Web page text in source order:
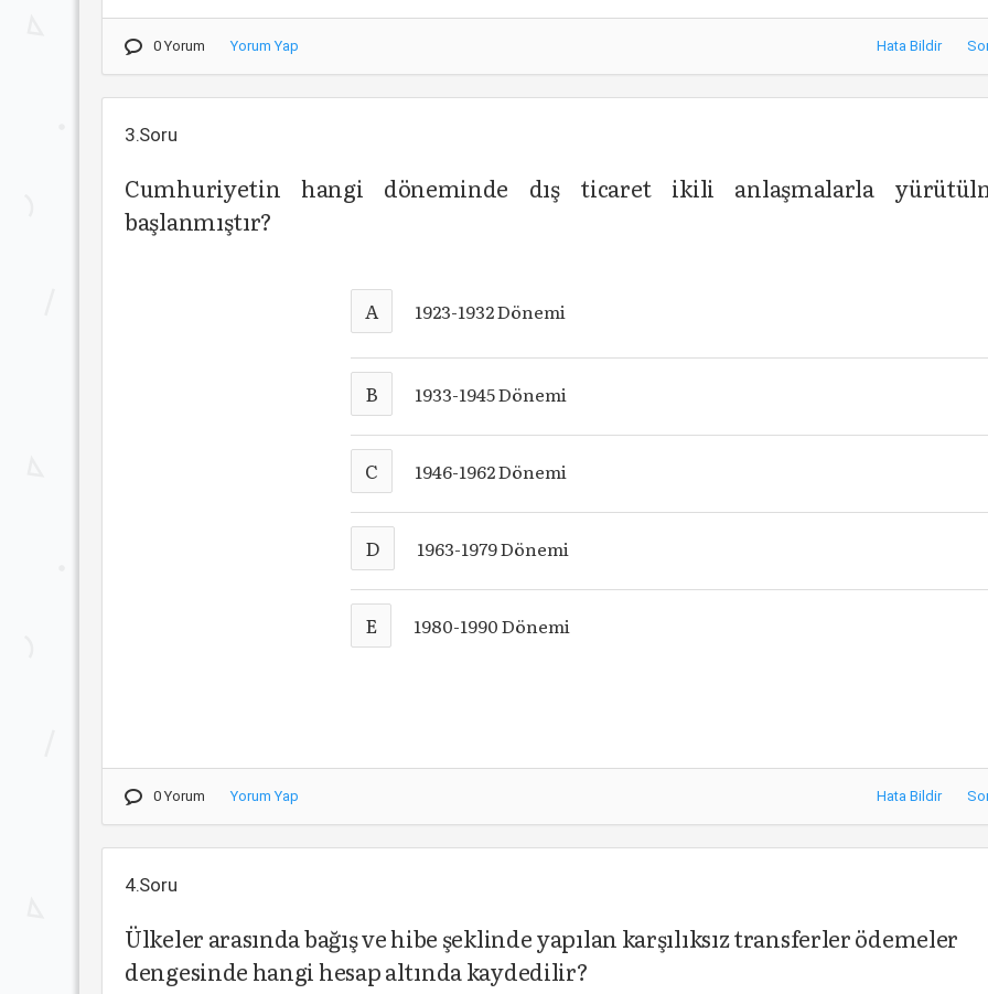
0 Yorum Yorum Yap Hata Bildir
3.Soru
Cumhuriyetin hangi döneminde dış ticaret ikili anlaşmalarla
başlanmıştır?
A 1923-1932 Dönemi
B 1933-1945 Dönemi
C 1946-1962 Dönemi
D 1963-1979 Dönemi
E 1980-1990 Dönemi
0 Yorum Yorum Yap Hata Bildir
4.Soru
Ülkeler arasında bağış ve hibe şeklinde yapılan karşılıksız transferler ödemeler
dengesinde hangi hesap altında kaydedilir?